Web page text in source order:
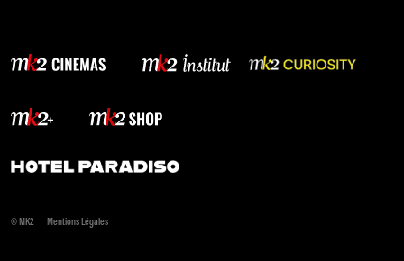
© MK2 Mentions Légales